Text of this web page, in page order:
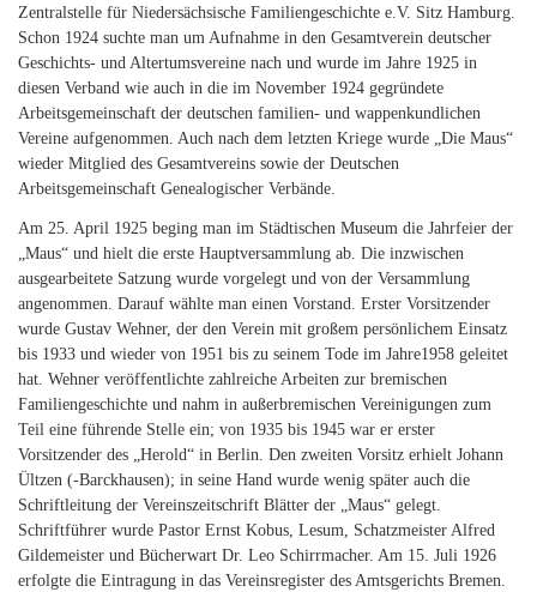
Zentralstelle für Niedersächsische Familiengeschichte e.V. Sitz Hamburg.
Schon 1924 suchte man um Aufnahme in den Gesamtverein deutscher
Geschichts- und Altertumsvereine nach und wurde im Jahre 1925 in
diesen Verband wie auch in die im November 1924 gegründete
Arbeitsgemeinschaft der deutschen familien- und wappenkundlichen
Vereine aufgenommen. Auch nach dem letzten Kriege wurde „Die Maus“
wieder Mitglied des Gesamtvereins sowie der Deutschen
Arbeitsgemeinschaft Genealogischer Verbände.
Am 25. April 1925 beging man im Städtischen Museum die Jahrfeier der
„Maus“ und hielt die erste Hauptversammlung ab. Die inzwischen
ausgearbeitete Satzung wurde vorgelegt und von der Versammlung
angenommen. Darauf wählte man einen Vorstand. Erster Vorsitzender
wurde Gustav Wehner, der den Verein mit großem persönlichem Einsatz
bis 1933 und wieder von 1951 bis zu seinem Tode im Jahre1958 geleitet
hat. Wehner veröffentlichte zahlreiche Arbeiten zur bremischen
Familiengeschichte und nahm in außerbremischen Vereinigungen zum
Teil eine führende Stelle ein; von 1935 bis 1945 war er erster
Vorsitzender des „Herold“ in Berlin. Den zweiten Vorsitz erhielt Johann
Ültzen (-Barckhausen); in seine Hand wurde wenig später auch die
Schriftleitung der Vereinszeitschrift Blätter der „Maus“ gelegt.
Schriftführer wurde Pastor Ernst Kobus, Lesum, Schatzmeister Alfred
Gildemeister und Bücherwart Dr. Leo Schirrmacher. Am 15. Juli 1926
erfolgte die Eintragung in das Vereinsregister des Amtsgerichts Bremen.